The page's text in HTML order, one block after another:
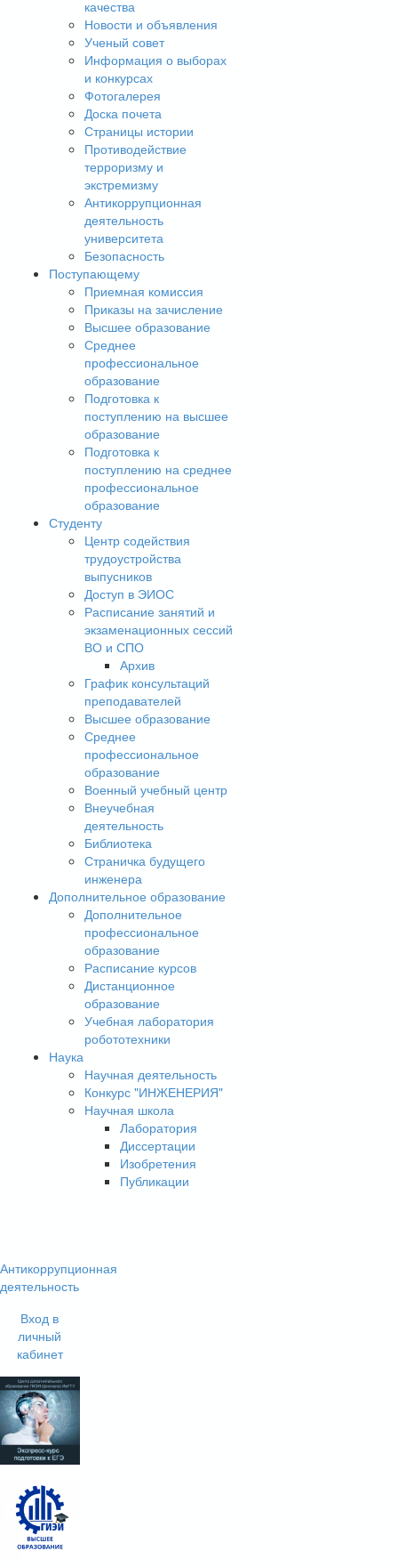
качества
Новости и объявления
Ученый совет
Информация о выборах
и конкурсах
Фотогалерея
Доска почета
Страницы истории
Противодействие
терроризму и
экстремизму
Антикоррупционная
деятельность
университета
Безопасность
Поступающему
Приемная комиссия
Приказы на зачисление
Высшее образование
Среднее
профессиональное
образование
Подготовка к
поступлению на высшее
образование
Подготовка к
поступлению на среднее
профессиональное
образование
Студенту
Центр содействия
трудоустройства
выпусников
Доступ в ЭИОС
Расписание занятий и
экзаменационных сессий
ВО и СПО
Архив
График консультаций
преподавателей
Высшее образование
Среднее
профессиональное
образование
Военный учебный центр
Внеучебная
деятельность
Библиотека
Страничка будущего
инженера
Дополнительное образование
Дополнительное
профессиональное
образование
Расписание курсов
Дистанционное
образование
Учебная лаборатория
робототехники
Наука
Научная деятельность
Конкурс "ИНЖЕНЕРИЯ"
Научная школа
Лаборатория
Диссертации
Изобретения
Публикации
Антикоррупционная
деятельность
Вход в
личный
кабинет